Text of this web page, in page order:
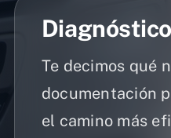
Te decimos qué
documentación
el camino más